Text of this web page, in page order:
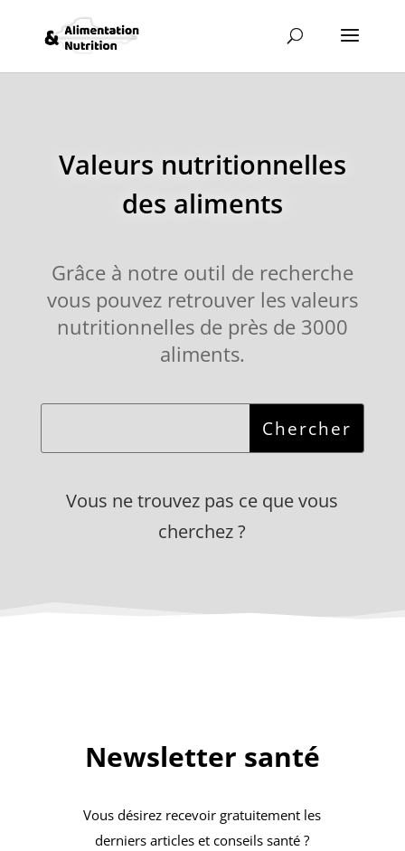
Valeurs nutritionnelles
des aliments
Grâce à notre outil de recherche
vous pouvez retrouver les valeurs
nutritionnelles de près de 3000
aliments.
Vous ne trouvez pas ce que vous
cherchez ?
Newsletter santé
Vous désirez recevoir gratuitement les
derniers articles et conseils santé ?